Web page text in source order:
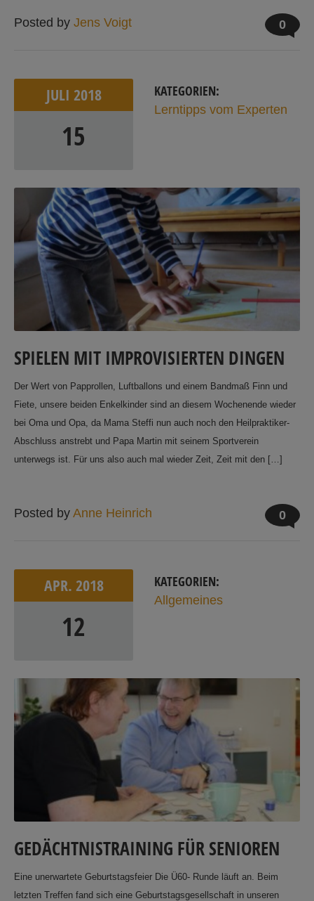
Posted by Jens Voigt 0
JULI 2018
15
KATEGORIEN:
Lerntipps vom Experten
SPIELEN MIT IMPROVISIERTEN DINGEN
Der Wert von Papprollen, Luftballons und einem Bandmaß Finn und
Fiete, unsere beiden Enkelkinder sind an diesem Wochenende wieder
bei Oma und Opa, da Mama Steffi nun auch noch den Heilpraktiker-
Abschluss anstrebt und Papa Martin mit seinem Sportverein
unterwegs ist. Für uns also auch mal wieder Zeit, Zeit mit den […]
Posted by Anne Heinrich 0
APR. 2018
12
KATEGORIEN:
Allgemeines
GEDÄCHTNISTRAINING FÜR SENIOREN
Eine unerwartete Geburtstagsfeier Die Ü60- Runde läuft an. Beim
letzten Treffen fand sich eine Geburtstagsgesellschaft in unseren